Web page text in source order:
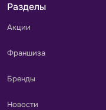
Разделы
Акции
Франшиза
Бренды
Новости